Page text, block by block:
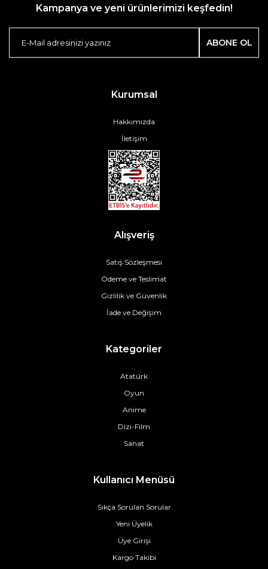
Kampanya ve yeni ürünlerimizi keşfedin!
ABONE OL
Kurumsal
Hakkımızda
İletişim
Alışveriş
Satış Sözleşmesi
Ödeme ve Teslimat
Gizlilik ve Güvenlik
İade ve Değişim
Kategoriler
Atatürk
Oyun
Anime
Dizi-Film
Sanat
Kullanıcı Menüsü
Sıkça Sorulan Sorular
Yeni Üyelik
Üye Girişi
Kargo Takibi